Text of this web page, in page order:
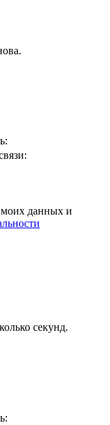
моих данных и
секунд.